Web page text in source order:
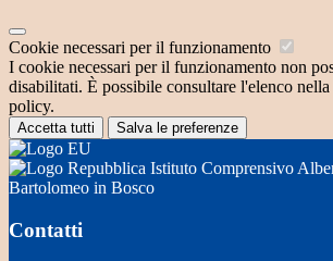
Cookie necessari per il funzionamento
I cookie necessari per il funzionamento non
disabilitati. È possibile consultare l'elenco
policy.
Accetta tutti Salva le preferenze
Istituto Comprensivo
Bartolomeo in Bosco
Contatti